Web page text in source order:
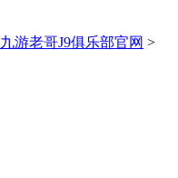
九游老哥J9俱乐部官网 >